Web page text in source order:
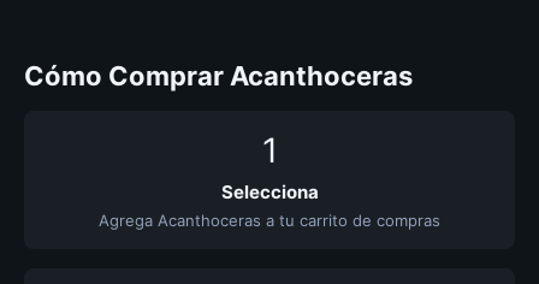
Cómo Comprar Acanthoceras
1
Selecciona
Agrega Acanthoceras a tu carrito de compras